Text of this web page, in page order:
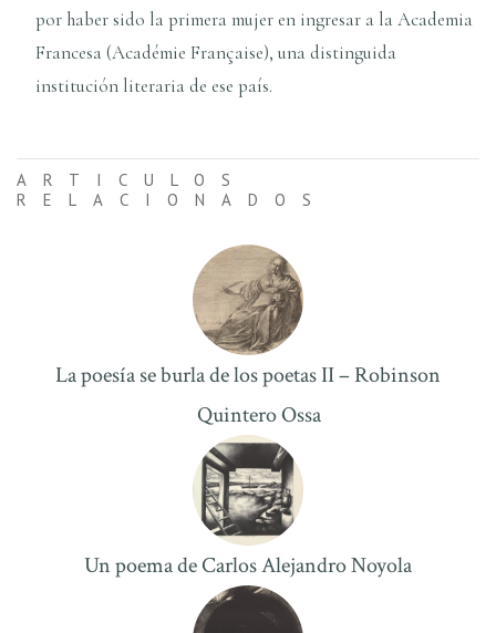
por haber sido la primera mujer en ingresar a la Academia
Francesa (Académie Française), una distinguida
institución literaria de ese país.
ARTICULOS
RELACIONADOS
La poesía se burla de los poetas II – Robinson
Quintero Ossa
Un poema de Carlos Alejandro Noyola